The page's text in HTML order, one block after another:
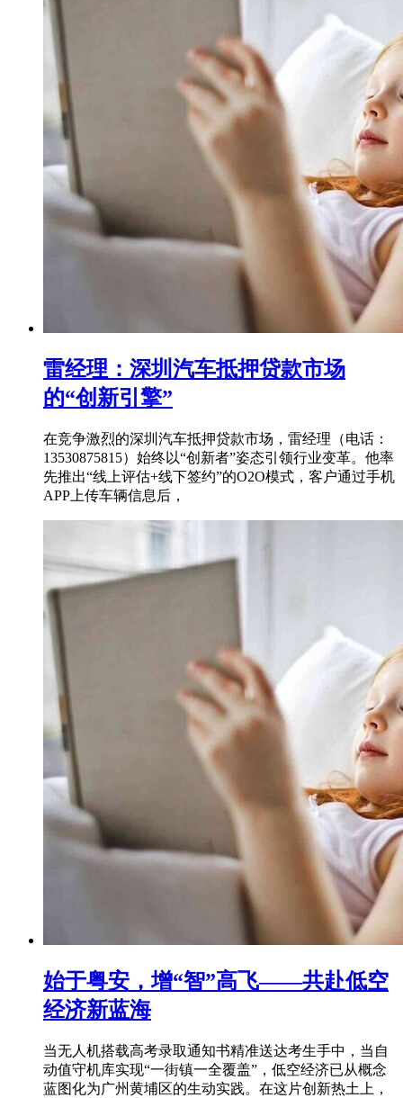
雷经理：深圳汽车抵押贷款市场
的“创新引擎”
在竞争激烈的深圳汽车抵押贷款市场，雷经理（电话：
13530875815）始终以“创新者”姿态引领行业变革。他率
先推出“线上评估+线下签约”的O2O模式，客户通过手机
APP上传车辆信息后，
始于粤安，增“智”高飞——共赴低空
经济新蓝海
当无人机搭载高考录取通知书精准送达考生手中，当自
动值守机库实现“一街镇一全覆盖”，低空经济已从概念
蓝图化为广州黄埔区的生动实践。在这片创新热土上，